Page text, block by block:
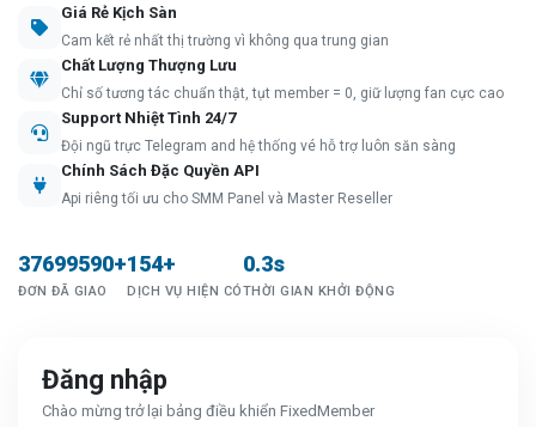
Giá Rẻ Kịch Sàn
Cam kết rẻ nhất thị trường vì không qua trung gian
Chất Lượng Thượng Lưu
Chỉ số tương tác chuẩn thật, tụt member = 0, giữ lượng fan cực cao
Support Nhiệt Tình 24/7
Đội ngũ trực Telegram and hệ thống vé hỗ trợ luôn săn sàng
Chính Sách Đặc Quyền API
Api riêng tối ưu cho SMM Panel và Master Reseller
37699590+
ĐƠN ĐÃ GIAO
154+
DỊCH VỤ HIỆN CÓ
0.3s
THỜI GIAN KHỞI ĐỘNG
Đăng nhập
Chào mừng trở lại bảng điều khiển FixedMember